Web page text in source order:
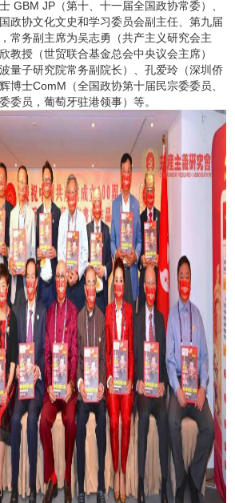
GBM JP（第十、十一届全国政协常委）、
政协文化文史和学习委员会副主任、第九届
常务副主席为吴志勇（共产主义研究会主
教授（世贸联合基金总会中央议会主席）
量子研究院常务副院长）、孔爱玲（深圳侨
博士ComM（全国政协第十届民宗委委员、
委员，葡萄牙驻港领事）等。